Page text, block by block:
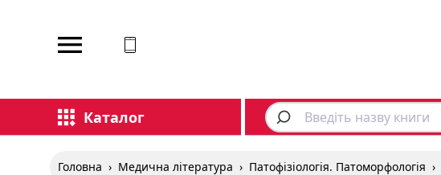
Каталог
Головна › Медична література › Патофізіологія. Патоморфологія ›